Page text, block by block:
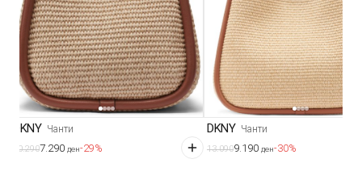
DKNY Чанти
10.2907.290 ден-29%
DKNY Чанти
13.0909.190 ден-30%